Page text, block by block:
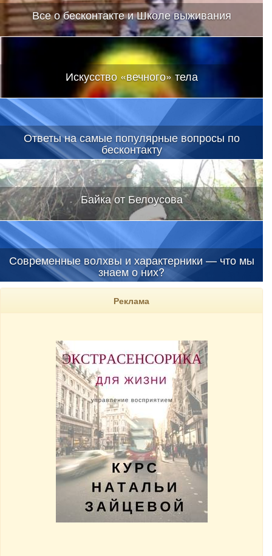
Все о бесконтакте и Школе выживания
Искусство «вечного» тела
Ответы на самые популярные вопросы по
бесконтакту
Байка от Белоусова
Современные волхвы и характерники — что мы
знаем о них?
Реклама